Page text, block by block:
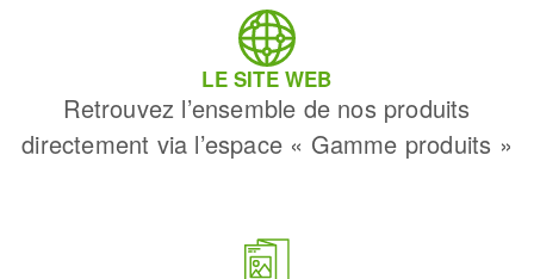
LE SITE WEB
Retrouvez l’ensemble de nos produits
directement via l’espace « Gamme produits »